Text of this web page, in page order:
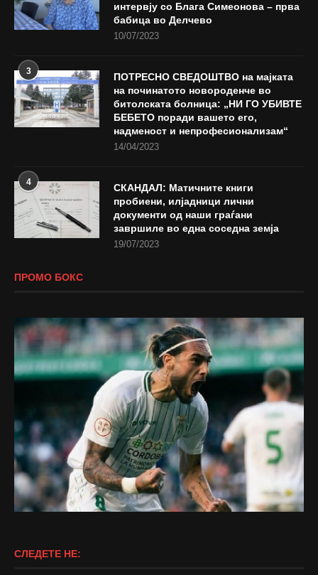
интервју со Блага Симеонова – прва
бабица во Делчево
10/07/2023
3
ПОТРЕСНО СВЕДОШТВО на мајката
на починатото новороденче во
битолската болница: „НИ ГО УБИВТЕ
БЕБЕТО поради вашето его,
надменост и непрофесионализам“
14/04/2023
4
СКАНДАЛ: Матичните книги
пробиени, илјадници лични
документи од наши граѓани
завршиле во една соседна земја
19/07/2023
ПРОМО БОКС
СЛЕДЕТЕ НЕ: